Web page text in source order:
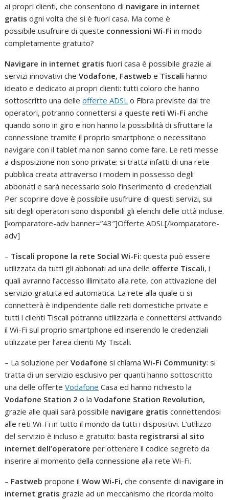
ai propri clienti, che consentono di navigare in internet
gratis ogni volta che si è fuori casa. Ma come è
possibile usufruire di queste connessioni Wi-Fi in modo
completamente gratuito?
Navigare in internet gratis fuori casa è possibile grazie ai
servizi innovativi cheVodafone, Fastweb e Tiscali hanno
ideato e dedicato ai propri clienti: tutti coloro che hanno
sottoscritto una delleofferte ADSL o Fibra previste dai tre
operatori, potranno connettersi a queste reti Wi-Fi anche
quando sono in giro e non hanno la possibilità di sfruttare la
connessione tramite il proprio smartphone o necessitano
navigare con il tablet ma non sanno come fare. Le reti messe
a disposizione non sono private: si tratta infatti di una rete
pubblica creata attraverso i modem in possesso degli
abbonati e sarà necessario solo l’inserimento di credenziali.
Per scoprire dove è possibile usufruire di questi servizi, sui
siti degli operatori sono disponibili gli elenchi delle città incluse.
[komparatore-adv banner=”43″]Offerte ADSL[/komparatore-
adv]
– Tiscali propone la rete Social Wi-Fi: questa può essere
utilizzata da tutti gli abbonati ad una delle offerte Tiscali, i
quali avranno l’accesso illimitato alla rete, con attivazione del
servizio gratuita ed automatica. La rete alla quale ci si
connetterà è indipendente dalle reti domestiche private e
tutti i clienti Tiscali potranno utilizzarla e connettersi attivando
il Wi-Fi sul proprio smartphone ed inserendo le credenziali
utilizzate per l’area clienti My Tiscali.
– La soluzione perVodafonesi chiama Wi-Fi Community: si
tratta di un servizio esclusivo per quanti hanno sottoscritto
una delle offerteVodafone Casa ed hanno richiesto la
Vodafone Station 2 o laVodafone Station Revolution,
grazie alle quali sarà possibile navigare gratis connettendosi
alle reti Wi-Fi in tutto il mondo da tutti i dispositivi. L’utilizzo
del servizio è incluso e gratuito: basta registrarsi al sito
internet dell’operatore per ottenere il codice segreto da
inserire al momento della connessione alla rete Wi-Fi.
– Fastweb propone ilWow Wi-Fi, che consente di navigare in
internet gratis grazie ad un meccanismo che ricorda molto